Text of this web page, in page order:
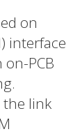
on
interface
PCB
the link